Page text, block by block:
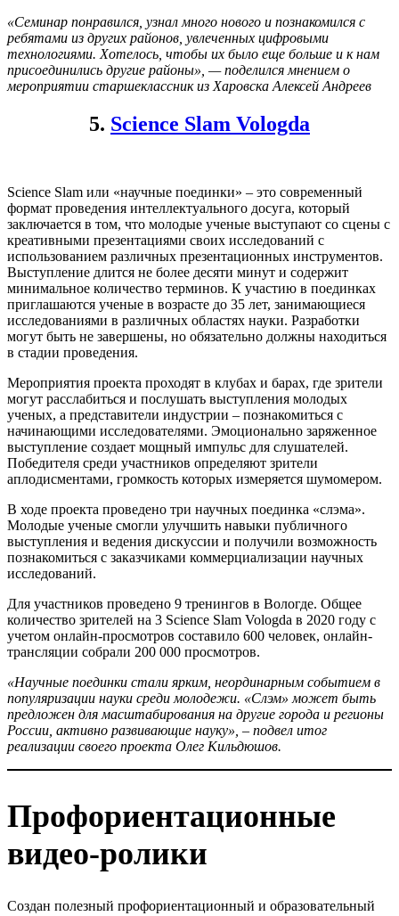
«Семинар понравился, узнал много нового и познакомился с
ребятами из других районов, увлеченных цифровыми
технологиями. Хотелось, чтобы их было еще больше и к нам
присоединились другие районы», — поделился мнением о
мероприятии старшеклассник из Харовска Алексей Андреев
5. Science Slam Vologda
Science Slam или «научные поединки» – это современный
формат проведения интеллектуального досуга, который
заключается в том, что молодые ученые выступают со сцены с
креативными презентациями своих исследований с
использованием различных презентационных инструментов.
Выступление длится не более десяти минут и содержит
минимальное количество терминов. К участию в поединках
приглашаются ученые в возрасте до 35 лет, занимающиеся
исследованиями в различных областях науки. Разработки
могут быть не завершены, но обязательно должны находиться
в стадии проведения.
Мероприятия проекта проходят в клубах и барах, где зрители
могут расслабиться и послушать выступления молодых
ученых, а представители индустрии – познакомиться с
начинающими исследователями. Эмоционально заряженное
выступление создает мощный импульс для слушателей.
Победителя среди участников определяют зрители
аплодисментами, громкость которых измеряется шумомером.
В ходе проекта проведено три научных поединка «слэма».
Молодые ученые смогли улучшить навыки публичного
выступления и ведения дискуссии и получили возможность
познакомиться с заказчиками коммерциализации научных
исследований.
Для участников проведено 9 тренингов в Вологде. Общее
количество зрителей на 3 Science Slam Vologda в 2020 году с
учетом онлайн-просмотров составило 600 человек, онлайн-
трансляции собрали 200 000 просмотров.
«Научные поединки стали ярким, неординарным событием в
популяризации науки среди молодежи. «Слэм» может быть
предложен для масштабирования на другие города и регионы
России, активно развивающие науку», – подвел итог
реализации своего проекта Олег Кильдюшов.
Профориентационные
видео-ролики
Создан полезный профориентационный и образовательный